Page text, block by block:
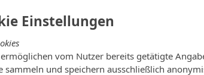
Einstellungen
ermöglichen vom Nutzer bereits getätigte
sammeln und speichern ausschließlich